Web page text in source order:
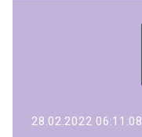
28.02.2022 06:11:08